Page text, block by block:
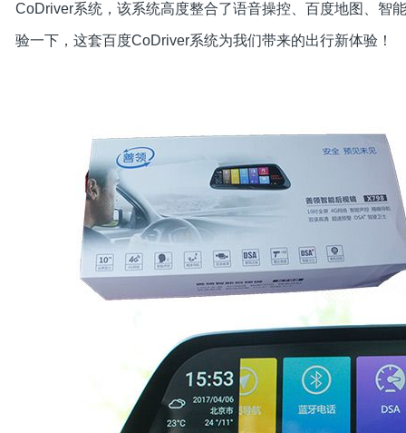
CoDriver系统，该系统高度整合了语音操控、百度地图、智
验一下，这套百度CoDriver系统为我们带来的出行新体验！